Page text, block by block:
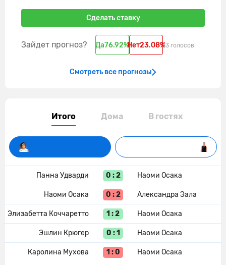
Сделать ставку
Зайдет прогноз? Да76.92%Нет23.08%13 голосов
Смотреть все прогнозы
Итого Дома В гостях
Панна Удварди 0 : 2 Наоми Осака
Наоми Осака 0 : 2 Александра Эала
Элизабетта Коччаретто 1 : 2 Наоми Осака
Эшлин Крюгер 0 : 1 Наоми Осака
Каролина Мухова 1 : 0 Наоми Осака